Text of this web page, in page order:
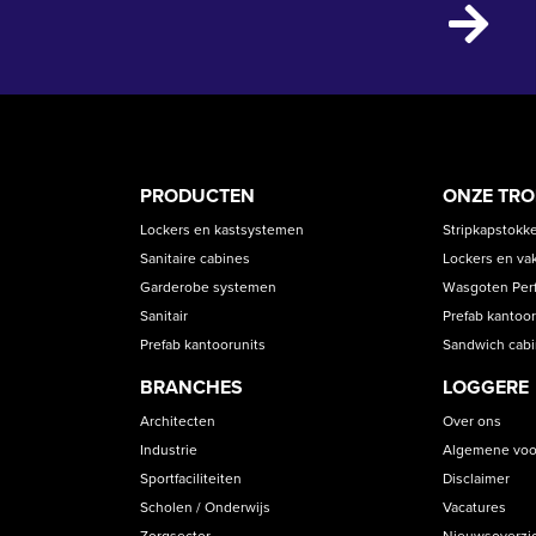
PRODUCT
CATEGORIES
PRODUCTEN
Lockers en kastsystemen
Sanitaire cabines
Garderobe systemen
Sanitair
Prefab kantoorunits
BRANCHES
Architecten
Industrie
Sportfaciliteiten
Scholen / Onderwijs
ONZE
Lockers en
Wasgoten
Prefab
Sandwich
LOGGERE
Over ons
Algemene
Disclaimer
Vacatures